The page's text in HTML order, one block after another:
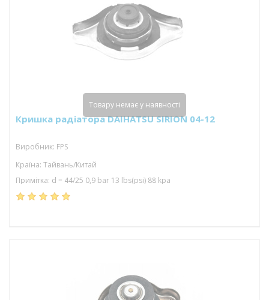
Кришка радіатора DAIHATSU SIRION 04-12
Виробник: FPS
Країна: Тайвань/Китай
Примітка: d = 44/25 0,9 bar 13 lbs(psi) 88 kpa
Товару немає у наявності